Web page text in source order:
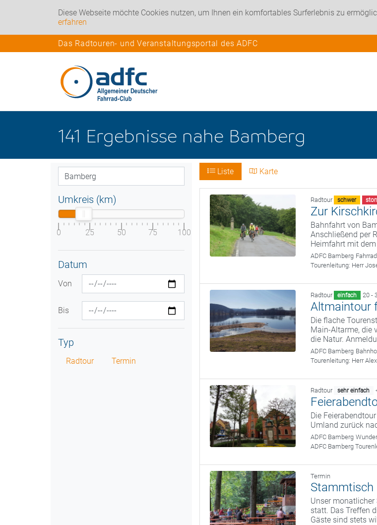
Diese Webseite möchte Cookies nutzen, um Ihnen ein komfortables Surferlebnis zu
erfahren
Das Radtouren- und Veranstaltungsportal des ADFC
141 Ergebnisse nahe Bamberg
Umkreis (km)
0 25 50 75 100
Datum
Von
Bis
Typ
Radtour Termin
Liste Karte
Radtour schwer
Zur
Bahnfahrt von
Anschließend per
Heimfahrt mit
ADFC Bamberg
Tourenleitung: Herr
Radtour einfach 20 -
Altmaintour
Die flache
Main-Altarme, die
die Natur.
ADFC Bamberg
Tourenleitung: Herr
Radtour sehr einfach
Die
Umland zurück
ADFC Bamberg
ADFC Bamberg
Termin
Stammtisch
Unser
statt. Das Treffen
Gäste sind stets